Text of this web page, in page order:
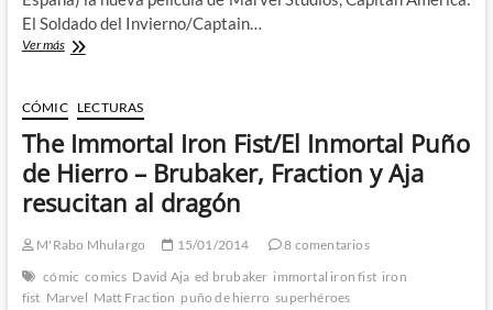
da
El Soldado del Invierno/Captain…
Ver másCapitán
Soldado
del
Invierno/Captain
América:
The
Winter
–
Regreso
del
CÓMIC LECTURAS
The Immortal Iron Fist/El Inmortal Puño
de Hierro – Brubaker, Fraction y Aja
resucitan al dragón
M'Rabo Mhulargo 15/01/2014
8 comentarios
cómic comics David Aja ed brubaker immortal iron fist iron
fist Marvel Matt Fraction puño de hierro superhéroes